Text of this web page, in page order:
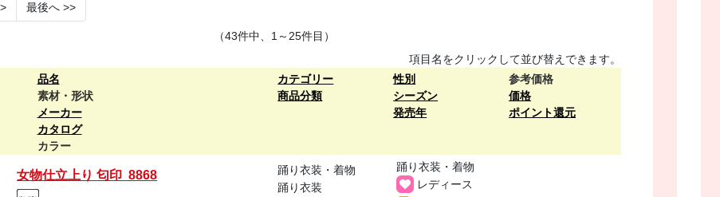
最後へ>>
（43件中、1～25件目）
項目名をクリックして並び替えできます。
品名
素材・形状
メーカー
カタログ
カラー
カテゴリー
商品分類
性別
シーズン
発売年
参考価格
価格
ポイント還元
女物仕立上り 匂印 8868
踊り衣装・着物
踊り衣装
踊り衣装・着物
レディース